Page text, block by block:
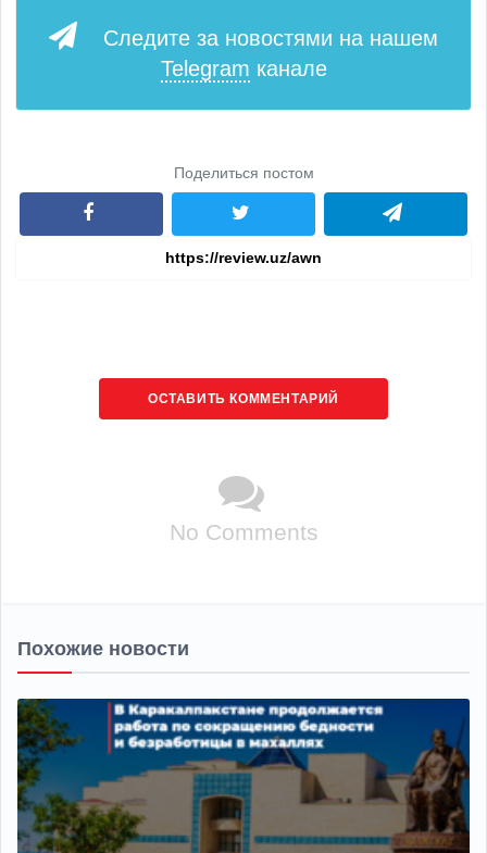
Следите за новостями на нашем
Telegram канале
Поделиться постом
ОСТАВИТЬ КОММЕНТАРИЙ
No Comments
Похожие новости